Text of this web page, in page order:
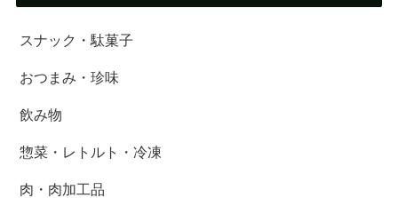
スナック・駄菓子
おつまみ・珍味
飲み物
惣菜・レトルト・冷凍
肉・肉加工品